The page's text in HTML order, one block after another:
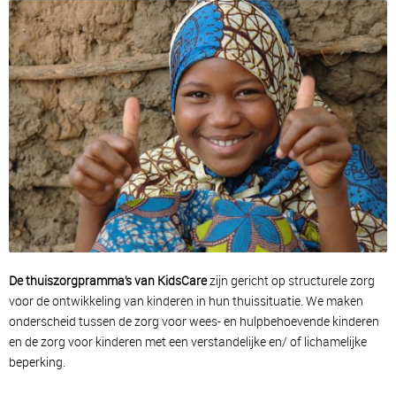
De thuiszorgpramma’s van KidsCarezijn gericht op structurele zorg
voor de ontwikkeling van kinderen in hun thuissituatie. We maken
onderscheid tussen de zorg voor wees- en hulpbehoevende kinderen
en de zorg voor kinderen met een verstandelijke en/ of lichamelijke
beperking.